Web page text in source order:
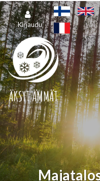
Siirry pääsisältöön
Kirjaudu